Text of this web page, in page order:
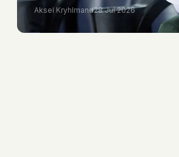
Aksel Kryhlmand28 Jul 2026